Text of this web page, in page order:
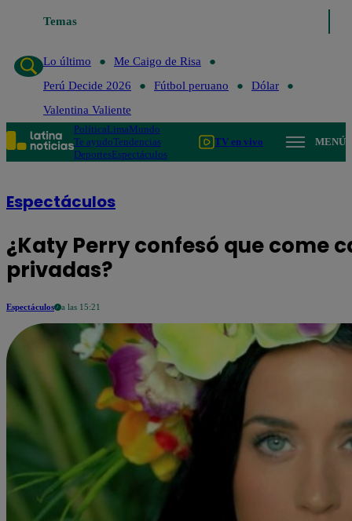
Temas
Lo último
Me Caigo de Risa
Perú Decide 2026
Fútbol peruano
Dólar
Valentina Valiente
PolíticaLimaMundo
Te ayudoTendencias
DeportesEspectáculos
TV en vivo MENÚ
Espectáculos
¿Katy Perry confesó que come
privadas?
Espectáculos a las 15:21